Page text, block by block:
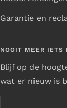
Garantie en
NOOIT MEER IETS
Blijf op de
wat er nieuw is